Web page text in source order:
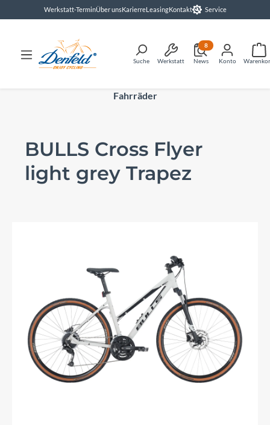
springenWerkstatt-TerminÜber unsKarierreLeasingKontakt Service
Suche Werkstatt News
8
Konto
Fahrräder
BULLS Cross Flyer
light grey Trapez